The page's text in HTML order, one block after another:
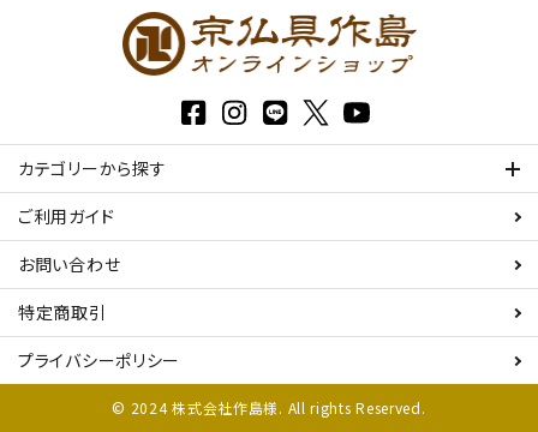
カテゴリーから探す
ご利用ガイド
お問い合わせ
特定商取引
プライバシーポリシー
© 2024 株式会社作島様. All rights Reserved.